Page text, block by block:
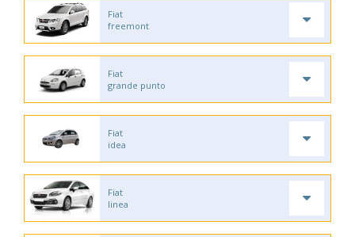
Fiat
freemont
Fiat
grande punto
Fiat
idea
Fiat
linea